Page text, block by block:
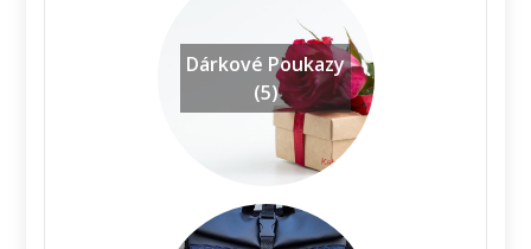
Dárkové Poukazy
(5)